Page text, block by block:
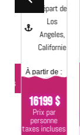
Départ de
Los
Angeles,
Californie
À partir de :
16199 $
Prix par
personne
taxes incluses